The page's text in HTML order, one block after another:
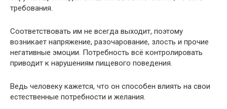
требования.
Соответствовать им не всегда выходит, поэтому
возникает напряжение, разочарование, злость и прочие
негативные эмоции. Потребность всё контролировать
приводит к нарушениям пищевого поведения.
Ведь человеку кажется, что он способен влиять на свои
естественные потребности и желания.